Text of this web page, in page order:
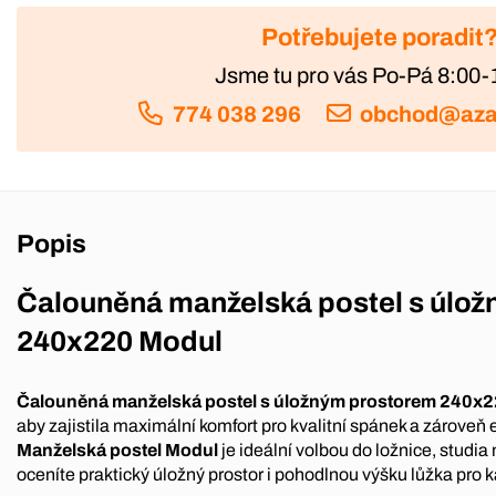
Potřebujete
Jsme tu pro vás Po-Pá 8:00-
774 038 296
Popis
Čalouněná manželská postel s
240x220 Modul
Čalouněná manželská postel s úložným prostorem
aby zajistila maximální komfort pro kvalitní spánek a zároveň
Manželská postel Modul je ideální volbou do ložnice, studia
oceníte praktický úložný prostor i pohodlnou výšku lůžka pro